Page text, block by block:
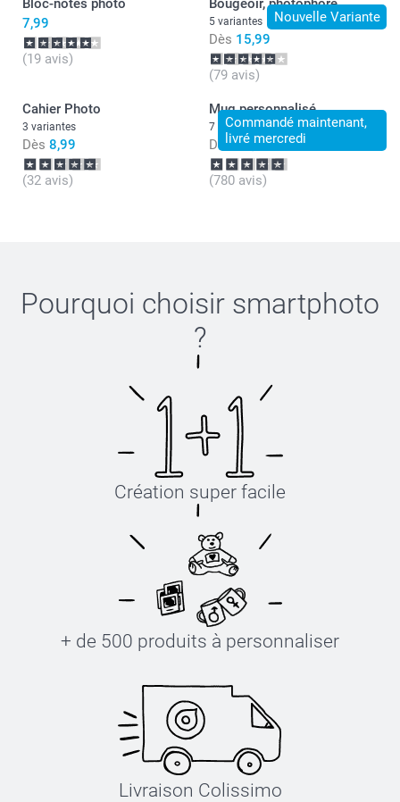
authentiques.
Bien cordialement,
Julie@Smartphoto
7,99
(19 avis)
Nouvelle Variante
5 variantes
Dès 15,99
(79 avis)
Cahier Photo
3 variantes
Dès 8,99
(32 avis)
Commandé maintenant,
livré mercredi
Mug personnalisé
7 variantes
Dès 11,99
(780 avis)
Pourquoi choisir smartphoto
?
Création super facile
+ de 500 produits à personnaliser
Livraison Colissimo